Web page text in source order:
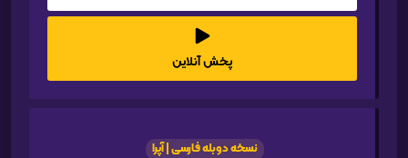
پخش آنلاین
نسخه دوبله فارسی | آپرا